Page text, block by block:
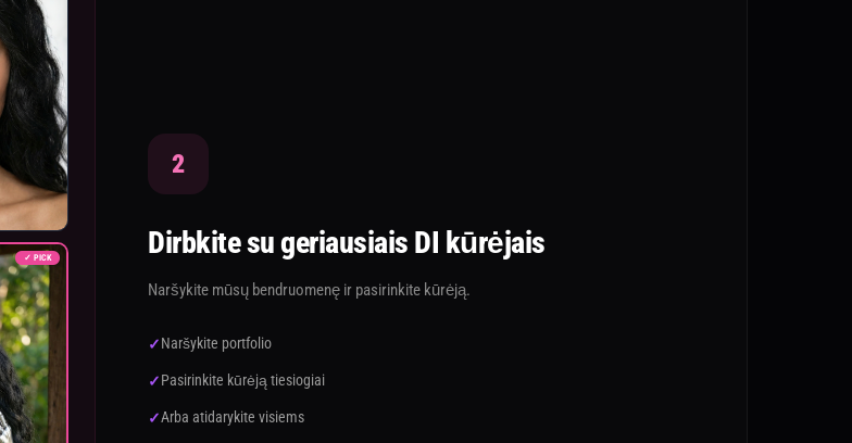
2
Dirbkite su geriausiais DI kūrėjais
Naršykite mūsų bendruomenę ir pasirinkite kūrėją.
Naršykite portfolio
Pasirinkite kūrėją tiesiogiai
Arba atidarykite visiems
✓ PICK